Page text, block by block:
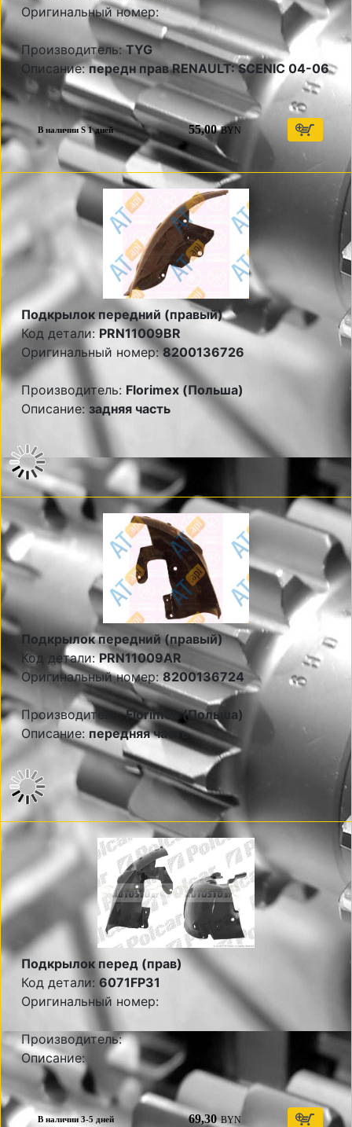
Оригинальный номер:
Производитель:TYG
Описание:передн прав RENAULT: SCENIC 04-06
В наличии S 1 дней 55,00 BYN
Подкрылок передний (правый)
Код детали:PRN11009BR
Оригинальный номер:8200136726
Производитель: Florimex (Польша)
Описание:задняя часть
Подкрылок передний (правый)
Код детали:PRN11009AR
Оригинальный номер:8200136724
Производитель:Florimex (Польша)
Описание: передняя часть
Подкрылок перед (прав)
Код детали: 6071FP31
Оригинальный номер:
Производитель:
Описание:
В наличии 3-5 дней 69,30 BYN